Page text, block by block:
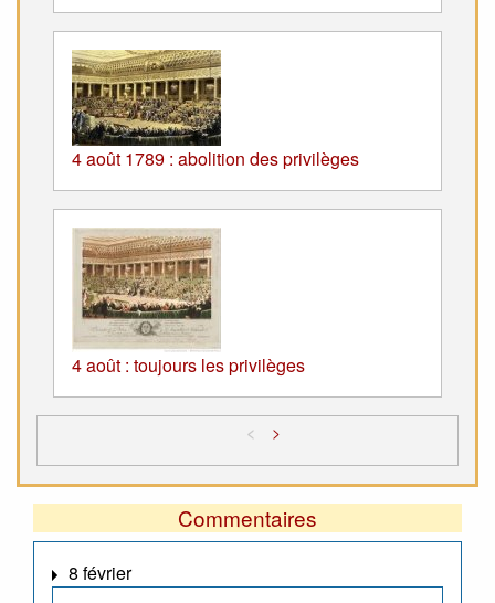
4 août 1789 : abolition des privilèges
4 août : toujours les privilèges
< >
Commentaires
8 février